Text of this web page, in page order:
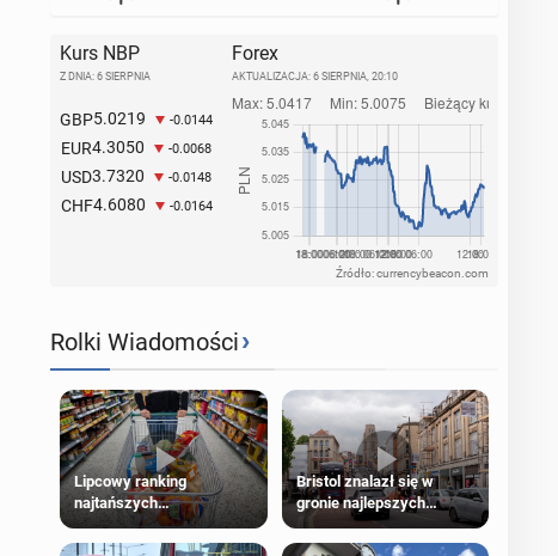
Kurs NBP
Z DNIA: 6 SIERPNIA
GBP5.0219 -0.0144
EUR4.3050 -0.0068
USD3.7320 -0.0148
CHF4.6080 -0.0164
Forex
AKTUALIZACJA: 6 SIERPNIA, 20:10
Źródło: currencybeacon.com
Rolki Wiadomości›
Lipcowy ranking
najtańszych
supermarketów
Bristol znalazł się w
gronie najlepszych
kierunków podróży na
świecie